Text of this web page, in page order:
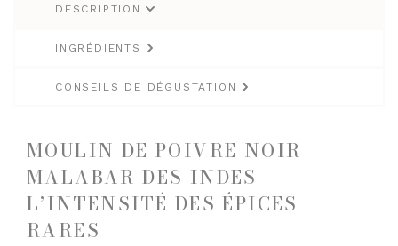
VINS BLANCS SECS
VINS ROSÉS
DESCRIPTION
INGRÉDIENTS
CONSEILS DE DÉGUSTATION
MOULIN DE POIVRE NOIR
MALABAR DES INDES –
L’INTENSITÉ DES ÉPICES
RARES